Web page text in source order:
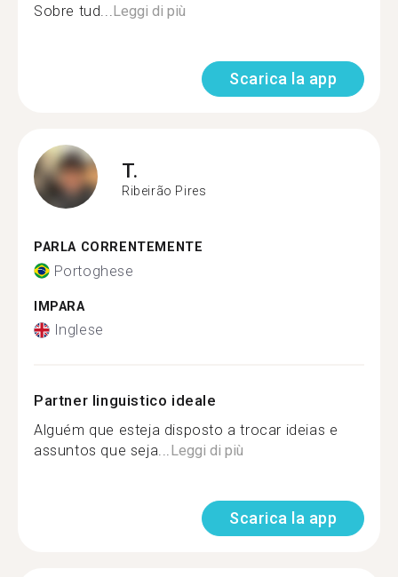
Sobre tud...Leggi di più
Scarica la app
T.
Ribeirão Pires
PARLA CORRENTEMENTE
Portoghese
IMPARA
Inglese
Partner linguistico ideale
Alguém que esteja disposto a trocar ideias e
assuntos que seja...Leggi di più
Scarica la app